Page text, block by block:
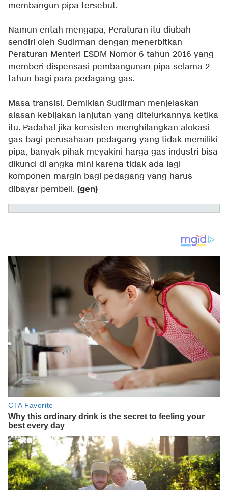
membangun pipa tersebut.
Namun entah mengapa, Peraturan itu diubah
sendiri oleh Sudirman dengan menerbitkan
Peraturan Menteri ESDM Nomor 6 tahun 2016 yang
memberi dispensasi pembangunan pipa selama 2
tahun bagi para pedagang gas.
Masa transisi. Demikian Sudirman menjelaskan
alasan kebijakan lanjutan yang ditelurkannya ketika
itu. Padahal jika konsisten menghilangkan alokasi
gas bagi perusahaan pedagang yang tidak memiliki
pipa, banyak pihak meyakini harga gas industri bisa
dikunci di angka mini karena tidak ada lagi
komponen margin bagi pedagang yang harus
dibayar pembeli. (gen)